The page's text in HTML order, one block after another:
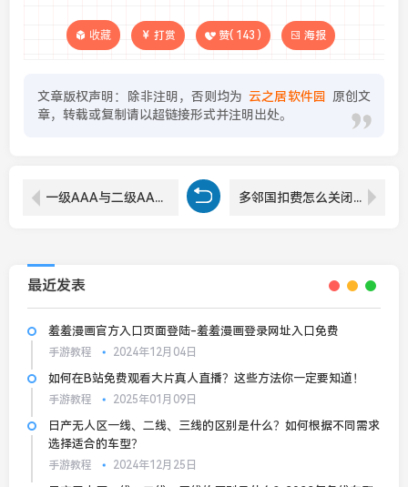
收藏 打赏 赞( 143 ) 海报
文章版权声明：除非注明，否则均为 云之居软件园
原创文
章，转载或复制请以超链接形式并注明出处。
一级AAA与二级AAA证书差异分析：哪个证书更能提升企业信用？ 多邻国扣费怎么关闭 多邻国扣费588怎么退
最近发表
羞羞漫画官方入口页面登陆-羞羞漫画登录网址入口免费
手游教程 2024年12月04日
如何在B站免费观看大片真人直播？这些方法你一定要知道！
手游教程 2025年01月09日
日产无人区一线、二线、三线的区别是什么？如何根据不同需求
选择适合的车型？
手游教程 2024年12月25日